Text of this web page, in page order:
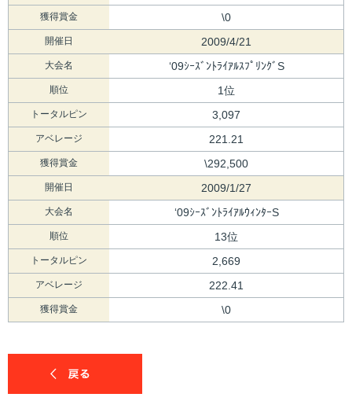
獲得賞金 \0
開催日 2009/4/21
大会名 ‘09ｼｰｽﾞﾝﾄﾗｲｱﾙｽﾌﾟﾘﾝｸﾞS
順位 1位
トータルピン 3,097
アベレージ 221.21
獲得賞金 \292,500
開催日 2009/1/27
大会名 ‘09ｼｰｽﾞﾝﾄﾗｲｱﾙｳｨﾝﾀｰS
順位 13位
トータルピン 2,669
アベレージ 222.41
獲得賞金 \0